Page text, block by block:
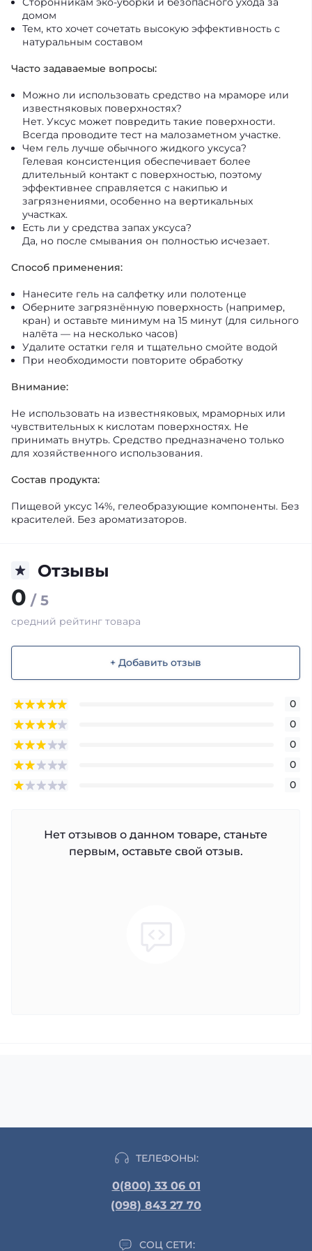
домом
Тем, кто хочет сочетать высокую эффективность с
натуральным составом
Часто задаваемые вопросы:
Можно ли использовать средство на мраморе или
известняковых поверхностях?
Нет. Уксус может повредить такие поверхности.
Всегда проводите тест на малозаметном участке.
Чем гель лучше обычного жидкого уксуса?
Гелевая консистенция обеспечивает более
длительный контакт с поверхностью, поэтому
эффективнее справляется с накипью и
загрязнениями, особенно на вертикальных
участках.
Есть ли у средства запах уксуса?
Да, но после смывания он полностью исчезает.
Способ применения:
Нанесите гель на салфетку или полотенце
Оберните загрязнённую поверхность (например,
кран) и оставьте минимум на 15 минут (для сильного
налёта — на несколько часов)
Удалите остатки геля и тщательно смойте водой
При необходимости повторите обработку
Внимание:
Не использовать на известняковых, мраморных или
чувствительных к кислотам поверхностях. Не
принимать внутрь. Средство предназначено только
для хозяйственного использования.
Состав продукта:
Пищевой уксус 14%, гелеобразующие компоненты. Без
красителей. Без ароматизаторов.
Отзывы
0 / 5
средний рейтинг товара
+ Добавить отзыв
0
0
0
0
0
Нет отзывов о данном товаре, станьте
первым, оставьте свой отзыв.
ТЕЛЕФОНЫ:
0(800) 33 06 01
(098) 843 27 70
СОЦ СЕТИ: